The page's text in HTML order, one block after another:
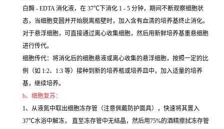
白酶 - EDTA 消化液，在 37℃下消化 1 - 5 分钟，期间不断观察细胞状
态，当细胞变圆并开始脱离瓶壁时，加入含有血清的培养基终止消化。
对于悬浮细胞，可直接通过离心收集细胞，然后用新鲜培养基重悬细胞
进行传代。
细胞传代：将消化后的细胞悬液或离心收集的悬浮细胞，按照一定的比
例（如 1:2、1:3 等）接种到新的培养瓶或培养皿中，加入适量的培养
基，继续培养。
b、细胞复苏：
1、从液氮中取出细胞冻存管（注意佩戴防护面具），快速将其置入
37℃水浴中解冻， 直至冻存管中无结晶，然后用75%的酒精擦拭冻存管